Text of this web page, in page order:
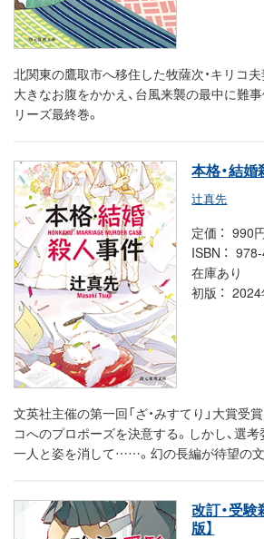
北関東の鷹取市へ移住した牧薩次・キリコ夫
大きなお腹をかかえ、台風来襲の最中に難
リーズ最終巻。
本格・結
辻真先
定価
990
ISBN
在庫あり
初版
2024
文英社主催の第一回「ざ・みすてり」大賞受
コへのプロポーズを決意する。しかし、選考
一人と姿を消して……。幻の長編が待望の文
改訂・受
版】